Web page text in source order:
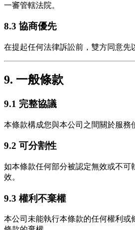
一審管轄法院。
8.3 協商優先
在提起任何法律訴訟前，雙方同意先
9. 一般條款
9.1 完整協議
本條款構成您與本公司之間關於服務
9.2 可分割性
如本條款任何部分被認定無效或不可
效。
9.3 權利不棄權
本公司未能執行本條款的任何權利或